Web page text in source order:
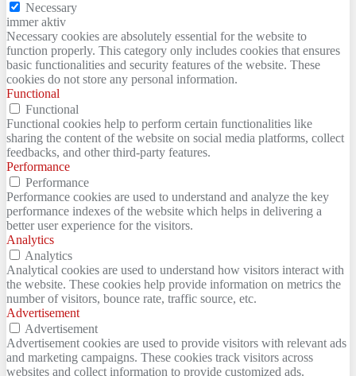
Necessary
immer aktiv
Necessary cookies are absolutely essential for the website to
function properly. This category only includes cookies that ensures
basic functionalities and security features of the website. These
cookies do not store any personal information.
Functional
Functional
Functional cookies help to perform certain functionalities like
sharing the content of the website on social media platforms, collect
feedbacks, and other third-party features.
Performance
Performance
Performance cookies are used to understand and analyze the key
performance indexes of the website which helps in delivering a
better user experience for the visitors.
Analytics
Analytics
Analytical cookies are used to understand how visitors interact with
the website. These cookies help provide information on metrics the
number of visitors, bounce rate, traffic source, etc.
Advertisement
Advertisement
Advertisement cookies are used to provide visitors with relevant ads
and marketing campaigns. These cookies track visitors across
websites and collect information to provide customized ads.